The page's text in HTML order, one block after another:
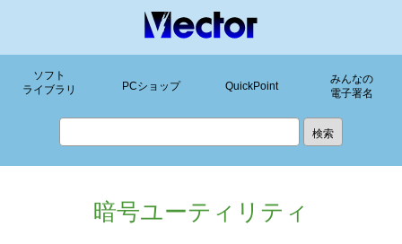
ソフト
ライブラリ
PCショップ QuickPoint
みんなの
電子署名
暗号ユーティリティ